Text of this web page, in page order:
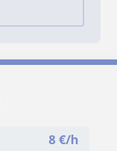
8 €/h